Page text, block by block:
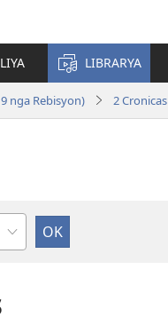
LIBRARYA
nga Rebisyon) 2 Cronicas